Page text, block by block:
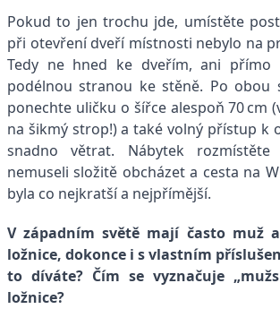
Pokud to jen trochu jde, umístěte
při otevření dveří místnosti nebylo na
Tedy ne hned ke dveřím, ani přímo
podélnou stranou ke stěně. Po obou
ponechte uličku o šířce alespoň 70 cm
na šikmý strop!) a také volný přístup k
snadno větrat. Nábytek
nemuseli složitě obcházet a cesta na
byla co nejkratší a nejpřímější.
V západním světě mají často muž
ložnice, dokonce i s vlastním
to díváte? Čím se vyznačuje
ložnice?